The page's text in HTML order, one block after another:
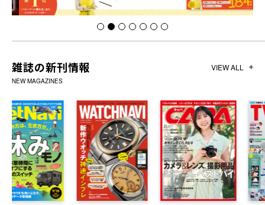
雑誌の新刊情報
NEW MAGAZINES
VIEW ALL